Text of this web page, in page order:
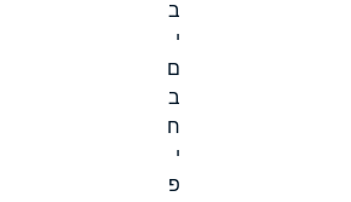
ב
י
ם
ב
ח
י
פ